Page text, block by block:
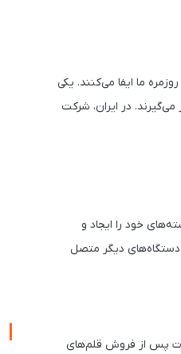
ما ایفا می‌کنند. یکی
می‌گیرند. در ایران، شرکت
خود را ایجاد و
دیگر متصل
پس از فروش قلم‌های